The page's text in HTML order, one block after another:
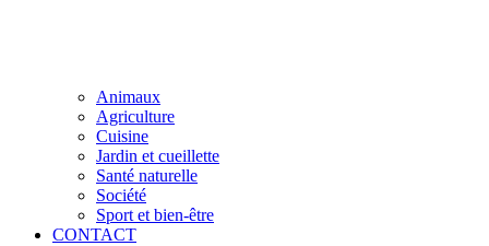
Animaux
Agriculture
Cuisine
Jardin et cueillette
Santé naturelle
Société
Sport et bien-être
CONTACT